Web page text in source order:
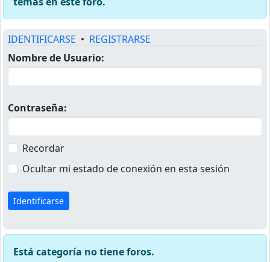
IDENTIFICARSE • REGISTRARSE
Nombre de Usuario:
Contraseña:
Recordar
Ocultar mi estado de conexión en esta sesión
Está categoría no tiene foros.